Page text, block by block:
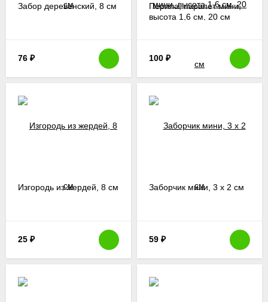
Забор деревенский, 8 см
76 ₽
Перила, парапет мини,
высота 1,6 см, 20 см
100 ₽
Изгородь из жердей, 8 см
25 ₽
Заборчик мини, 3 х 2 см
59 ₽